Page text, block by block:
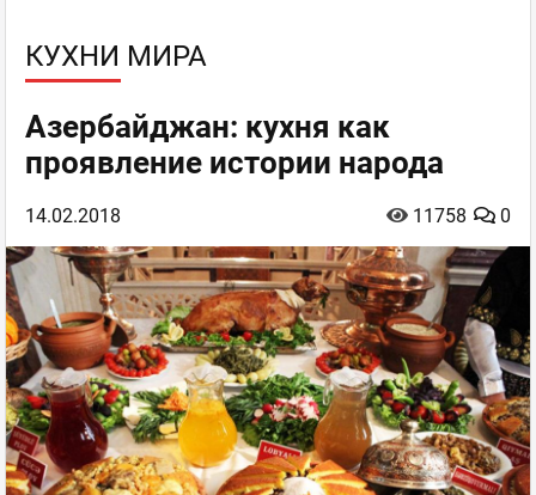
КУХНИ МИРА
Азербайджан: кухня как
проявление истории народа
14.02.2018 0
11758